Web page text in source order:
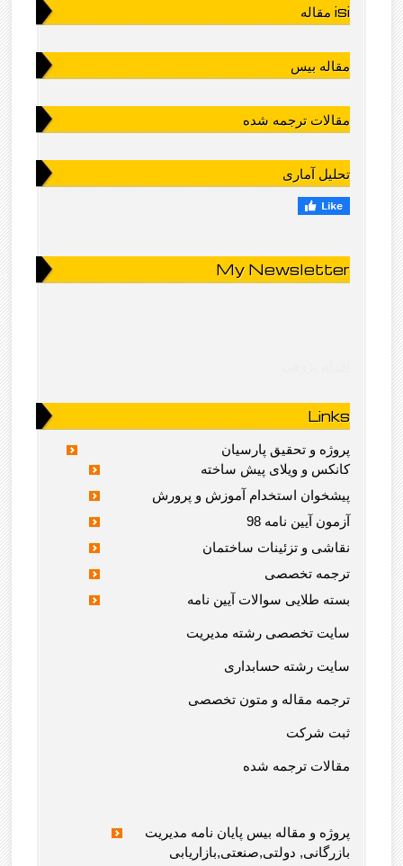
مقاله isi
مقاله بیس
مقالات ترجمه شده
تحلیل آماری
My Newsletter
Links
پروژه و تحقیق پارسیان
کانکس و ویلای پیش ساخته
پیشخوان استخدام آموزش و پرورش
آزمون آیین نامه 98
نقاشی و تزئینات ساختمان
ترجمه تخصصی
بسته طلایی سوالات آیین نامه
سایت تخصصی رشته مدیریت
سایت رشته حسابداری
ترجمه مقاله و متون تخصصی
ثبت شرکت
مقالات ترجمه شده
پروژه و مقاله بیس پایان نامه مدیریت
بازرگانی, دولتی,صنعتی,بازاریابی